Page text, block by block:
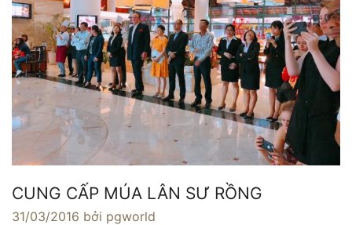
CUNG CẤP MÚA LÂN SƯ RỒNG
31/03/2016 bởi pgworld